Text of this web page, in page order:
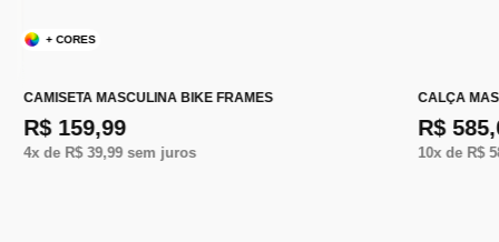
+ CORES
CAMISETA MASCULINA BIKE FRAMES
R$ 159,99
4x de R$ 39,99sem juros
CALÇA
R$
10x de R$